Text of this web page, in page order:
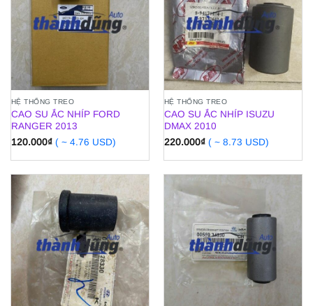
HỆ THỐNG TREO
CAO SU ẮC NHÍP FORD
RANGER 2013
120.000₫ ( ~ 4.76 USD)
HỆ THỐNG TREO
CAO SU ẮC NHÍP ISUZU
DMAX 2010
220.000₫ ( ~ 8.73 USD)